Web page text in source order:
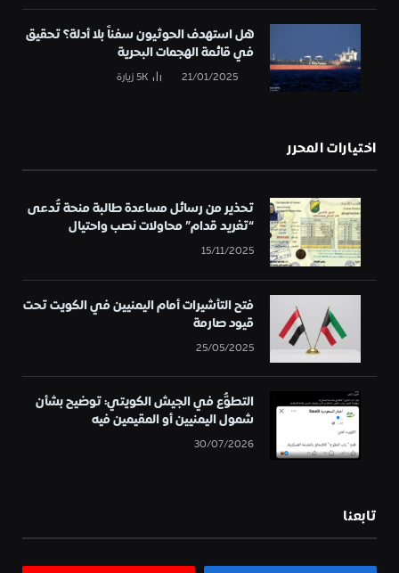
هل استهدف الحوثيون سفناً بلا أدلة؟ تحقيق
في قائمة الهجمات البحرية
21/01/2025
5Kزيارة
اختيارات المحرر
تحذير من رسائل مساعدة طالبة منحة تُدعى
“تغريد قدام” محاولات نصب واحتيال
15/11/2025
فتح التأشيرات أمام اليمنيين في الكويت تحت
قيود صارمة
25/05/2025
التطوُّع في الجيش الكويتي: توضيح بشأن
شمول اليمنيين أو المقيمين فيه
30/07/2026
تابعنا